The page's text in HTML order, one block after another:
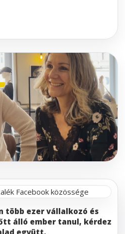
több ezer vállalkozó és
álló ember tanul, kérdez
együtt.